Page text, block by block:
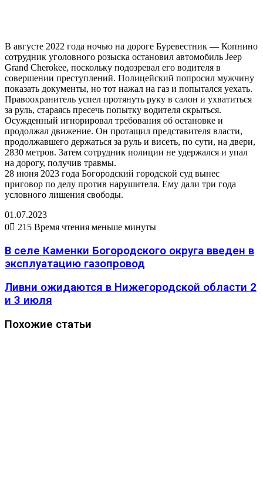
В августе 2022 года ночью на дороге Буревестник — Копнино
сотрудник уголовного розыска остановил автомобиль Jeep
Grand Cherokee, поскольку подозревал его водителя в
совершении преступлений. Полицейский попросил мужчину
показать документы, но тот нажал на газ и попытался уехать.
Правоохранитель успел протянуть руку в салон и ухватиться
за руль, стараясь пресечь попытку водителя скрыться.
Осужденный игнорировал требования об остановке и
продолжал движение. Он протащил представителя власти,
продолжавшего держаться за руль и висеть, по сути, на двери,
2830 метров. Затем сотрудник полиции не удержался и упал
на дорогу, получив травмы.
28 июня 2023 года Богородский городской суд вынес
приговор по делу против нарушителя. Ему дали три года
условного лишения свободы.
01.07.2023
0
215 Время чтения меньше минуты
В селе Каменки Богородского округа введен в
эксплуатацию газопровод
Ливни ожидаются в Нижегородской области 2
и 3 июля
Похожие статьи